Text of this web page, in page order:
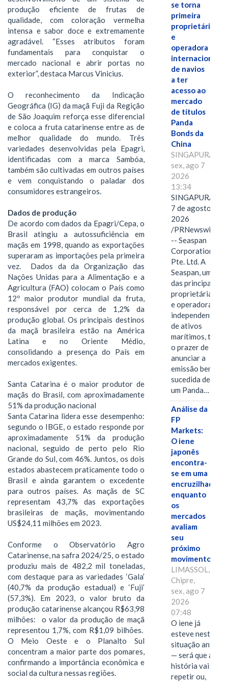
produção eficiente de frutas de
qualidade, com coloração vermelha
intensa e sabor doce e extremamente
agradável. “Esses atributos foram
fundamentais para conquistar o
mercado nacional e abrir portas no
exterior”, destaca Marcus Vinicius.
O reconhecimento da Indicação
Geográfica (IG) da maçã Fuji da Regição
de São Joaquim reforça esse diferencial
e coloca a fruta catarinense entre as de
melhor qualidade do mundo. Três
variedades desenvolvidas pela Epagri,
identificadas com a marca Sambóa,
também são cultivadas em outros países
e vem conquistando o paladar dos
consumidores estrangeiros.
Dados de produção
De acordo com dados da Epagri/Cepa, o
Brasil atingiu a autossuficiência em
maçãs em 1998, quando as exportações
superaram as importações pela primeira
vez. Dados da da Organização das
Nações Unidas para a Alimentação e a
Agricultura (FAO) colocam o País como
12º maior produtor mundial da fruta,
responsável por cerca de 1,2% da
produção global. Os principais destinos
da maçã brasileira estão na América
Latina e no Oriente Médio,
consolidando a presença do País em
mercados exigentes.
Santa Catarina é o maior produtor de
maçãs do Brasil, com aproximadamente
51% da produção nacional
Santa Catarina lidera esse desempenho:
segundo o IBGE, o estado responde por
aproximadamente 51% da produção
nacional, seguido de perto pelo Rio
Grande do Sul, com 46%. Juntos, os dois
estados abastecem praticamente todo o
Brasil e ainda garantem o excedente
para outros países. As maçãs de SC
representam 43,7% das exportações
brasileiras de maçãs, movimentando
US$24,11 milhões em 2023.
Conforme o Observatório Agro
Catarinense, na safra 2024/25, o estado
produziu mais de 482,2 mil toneladas,
com destaque para as variedades ‘Gala’
(40,7% da produção estadual) e ‘Fuji’
(57,3%). Em 2023, o valor bruto da
produção catarinense alcançou R$63,98
milhões: o valor da produção de maçã
representou 1,7%, com R$1,09 bilhões.
O Meio Oeste e o Planalto Sul
concentram a maior parte dos pomares,
confirmando a importância econômica e
social da cultura nessas regiões.
se torna
primeira
proprietária
e
operadora
internacional
de navios
a ter
acesso ao
mercado
de títulos
Panda
Bonds da
China
SINGAPURA,
sex, ago 7
2026
13:34
SINGAPURA,
7 de agosto de
2026
/PRNewswire/
-- Seaspan
Corporation
Pte. Ltd. A
Seaspan, uma
das principais
proprietárias
e operadoras
independentes
de ativos
marítimos, tem
o prazer de
anunciar a
emissão bem-
sucedida de
um Panda…
Análise da
FP
Markets:
O iene
japonês
encontra-
se em uma
encruzilhada
enquanto
os
mercados
avaliam
seu
próximo
movimento.
LIMASSOL,
Chipre,
sex, ago 7
2026
07:48
O iene já
esteve nesta
situação antes
— será que a
história vai se
repetir ou,